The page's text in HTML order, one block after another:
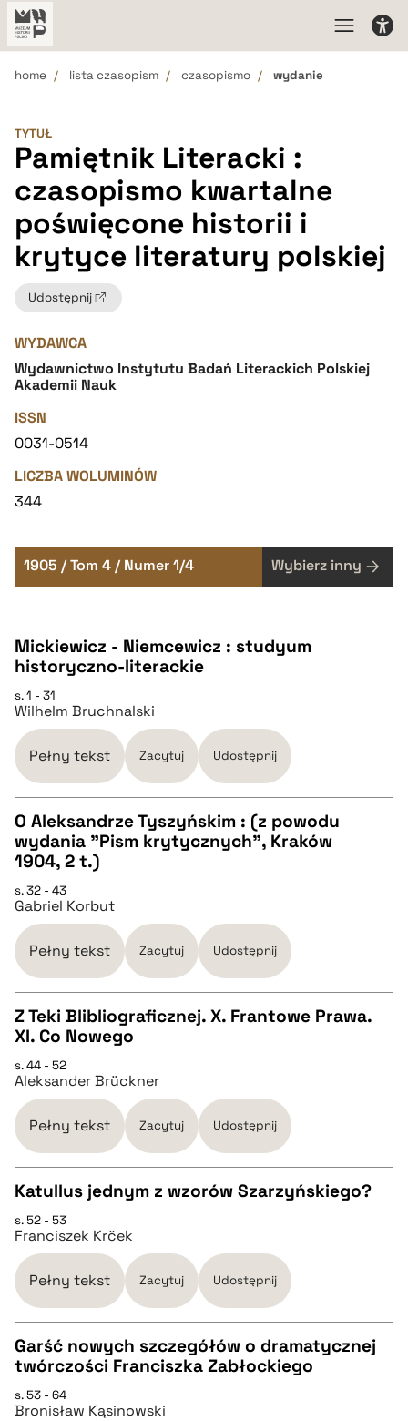
home lista czasopism czasopismo wydanie
TYTUŁ
Pamiętnik Literacki :
czasopismo kwartalne
poświęcone historii i
krytyce literatury polskiej
Udostępnij
WYDAWCA
Wydawnictwo Instytutu Badań Literackich Polskiej
Akademii Nauk
ISSN
0031-0514
LICZBA WOLUMINÓW
344
1905 / Tom 4 / Numer 1/4 Wybierz inny
Mickiewicz - Niemcewicz : studyum
historyczno-literackie
s. 1 - 31
Wilhelm Bruchnalski
Pełny tekst Zacytuj Udostępnij
CZYSTY TEKST
pobierz cytat
BIBTEX
pobierz cytat
O Aleksandrze Tyszyńskim : (z powodu
wydania "Pism krytycznych", Kraków
1904, 2 t.)
s. 32 - 43
Gabriel Korbut
Pełny tekst Zacytuj Udostępnij
CZYSTY TEKST
pobierz cytat
BIBTEX
Z Teki Blibliograficznej. X. Frantowe Prawa.
XI. Co Nowego
s. 44 - 52
Aleksander Brückner
Pełny tekst Zacytuj Udostępnij
CZYSTY TEKST
pobierz cytat
BIBTEX
Katullus jednym z wzorów Szarzyńskiego?
s. 52 - 53
Franciszek Krček
Pełny tekst Zacytuj Udostępnij
Garść nowych szczegółów o dramatycznej
twórczości Franciszka Zabłockiego
s. 53 - 64
Bronisław Kąsinowski